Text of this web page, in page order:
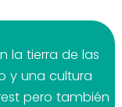
la tierra de las
y una cultura
pero también